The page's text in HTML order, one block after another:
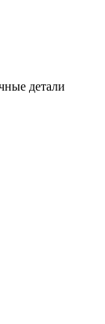
детали